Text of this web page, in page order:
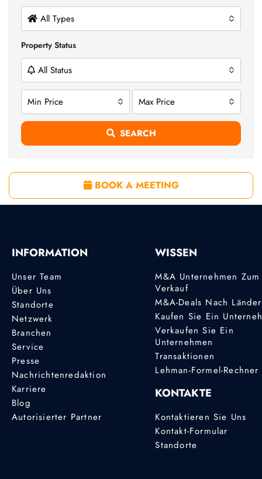
All Types
Property Status
All Status
Min Price Max Price
SEARCH
BOOK A MEETING
INFORMATION
Unser Team
Über Uns
Standorte
Netzwerk
Branchen
Service
Presse
Nachrichtenredaktion
Karriere
Blog
Autorisierter Partner
WISSEN
M&A Unternehmen Zum
Verkauf
M&A-Deals Nach
Kaufen Sie Ein
Verkaufen Sie Ein
Unternehmen
Transaktionen
Lehman-Formel-Rechner
KONTAKTE
Kontaktieren Sie Uns
Kontakt-Formular
Standorte